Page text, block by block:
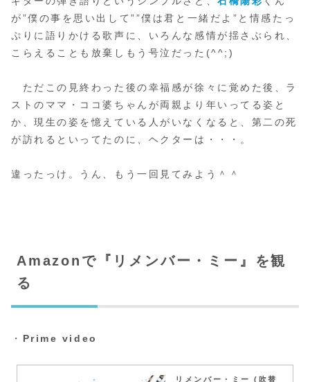
が”僕の事を思い出して””僕は君と一緒だよ”と情感たっ
ぷりに語りかける歌声に、いろんな感情が揺さぶられ、
こらえることも放棄しもう号泣だった(^^;)
ただこの見終わった後の幸福感が徐々に覚めた後、ラ
ストのママ・ココ婆ちゃんが両親より年いってる姿と
か、現生の姿を憶えている人がいなくなると、第二の死
が訪れるといってたのに、ヘクターは・・・。
違ったっけ。うん、もう一回見てみよう＾＾
Amazonで『リメンバー・ミー』を観
る
・ Prime video
リメンバー・ミー (吹替